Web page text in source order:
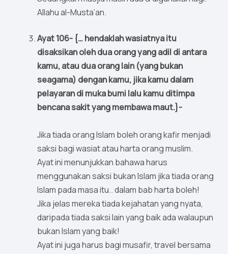
Allahu al-Musta’an.
Ayat 106- {… hendaklah wasiatnya itu
disaksikan oleh dua orang yang adil di antara
kamu, atau dua orang lain (yang bukan
seagama) dengan kamu, jika kamu dalam
pelayaran di muka bumi lalu kamu ditimpa
bencana sakit yang membawa maut.}-
Jika tiada orang Islam boleh orang kafir menjadi
saksi bagi wasiat atau harta orang muslim.
Ayat ini menunjukkan bahawa harus
menggunakan saksi bukan Islam jika tiada orang
Islam pada masa itu.. dalam bab harta boleh!
Jika jelas mereka tiada kejahatan yang nyata,
daripada tiada saksi lain yang baik ada walaupun
bukan Islam yang baik!
Ayat ini juga harus bagi musafir, travel bersama